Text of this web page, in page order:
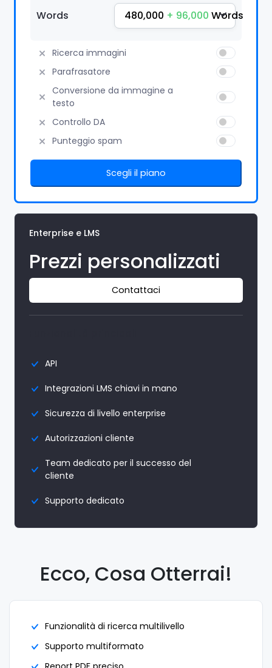
Words 480,000 + 96,000 Words
Ricerca immagini
Parafrasatore
Conversione da immagine a
testo
Controllo DA
Punteggio spam
Scegli il piano
Enterprise e LMS
Prezzi personalizzati
Contattaci
API
Integrazioni LMS chiavi in mano
Sicurezza di livello enterprise
Autorizzazioni cliente
Team dedicato per il successo del
cliente
Supporto dedicato
Ecco, Cosa Otterrai!
Funzionalità di ricerca multilivello
Supporto multiformato